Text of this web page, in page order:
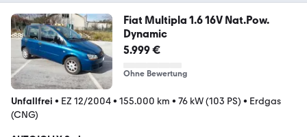
Fiat Multipla 1.6 16V Nat.Pow.
Dynamic
5.999 €
Ohne Bewertung
Unfallfrei • EZ 12/2004• 155.000 km • 76 kW (103 PS) • Erdgas
(CNG)